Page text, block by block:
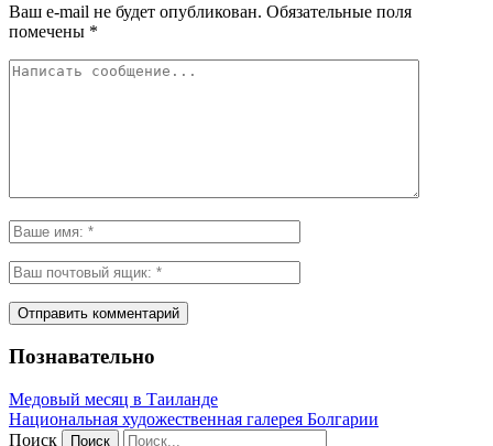
Ваш e-mail не будет опубликован. Обязательные поля
помечены *
Познавательно
Медовый месяц в Таиланде
Национальная художественная галерея Болгарии
Поиск